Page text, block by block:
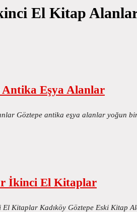
El Kitap
Eşya Alanlar
Göztepe antika eşya alanlar yoğun
İkinci El Kitaplar
Kitaplar Kadıköy Göztepe Eski Kitap